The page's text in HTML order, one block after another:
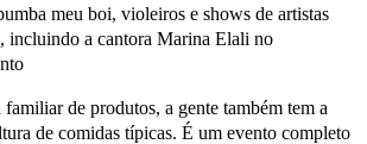
meu boi, violeiros e shows de artistas
incluindo a cantora Marina Elali no
de produtos, a gente também tem a
de comidas típicas. É um evento completo